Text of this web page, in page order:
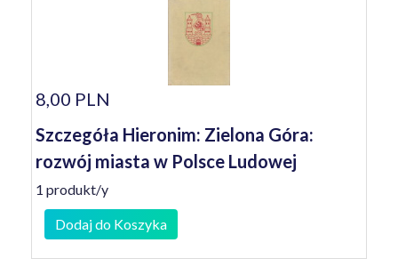
8,00 PLN
Szczegóła Hieronim: Zielona Góra:
rozwój miasta w Polsce Ludowej
1 produkt/y
Dodaj do Koszyka